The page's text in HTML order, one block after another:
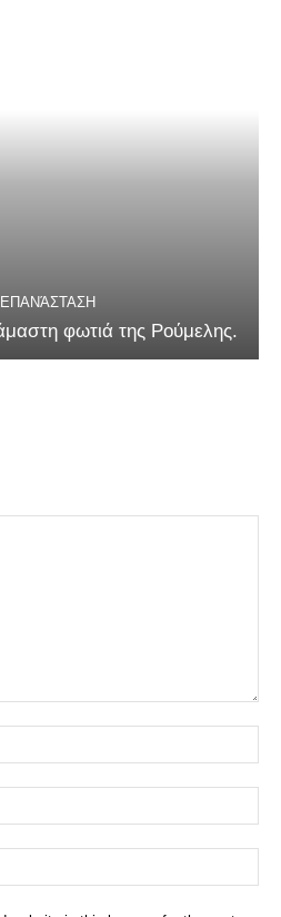
ΕΠΑΝΆΣΤΑΣΗ
φωτιά της Ρούμελης.